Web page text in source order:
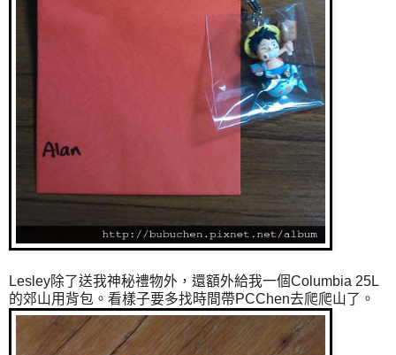
Lesley除了送我神秘禮物外，還額外給我一個Columbia 25L
的郊山用背包。看樣子要多找時間帶PCChen去爬爬山了。